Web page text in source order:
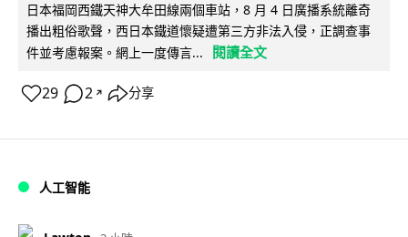
日本福岡西鐵天神大牟田線兩個車站，8 月 4 日廣播系統離奇
播出粗俗歌聲，西日本鐵道懷疑遭第三方非法入侵，正調查事
件並考慮報案。網上一度傳言...
閱讀全文
29 2 ↗ 分享
人工智能